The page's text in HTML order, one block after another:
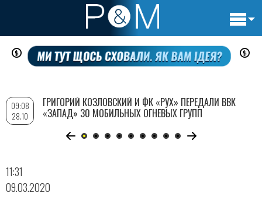
Перейти
содержанию
11:31
09.03.2020
09:08
28.10
ГРИГОРИЙ КОЗЛОВСКИЙ И ФК «РУХ» ПЕРЕДАЛИ ВВК
«ЗАПАД» 30 МОБИЛЬНЫХ ОГНЕВЫХ ГРУПП